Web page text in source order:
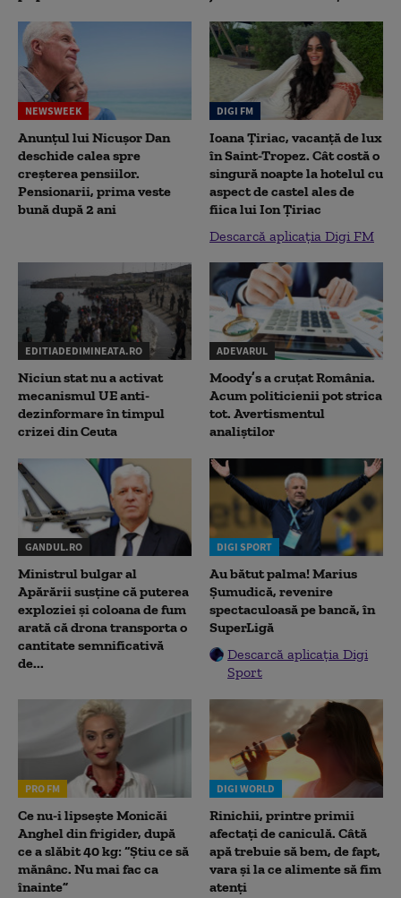
NEWSWEEK
Anunțul lui Nicușor Dan
deschide calea spre
creșterea pensiilor.
Pensionarii, prima veste
bună după 2 ani
DIGI FM
Ioana Țiriac, vacanță de lux
în Saint-Tropez. Cât costă o
singură noapte la hotelul cu
aspect de castel ales de
fiica lui Ion Țiriac
Descarcă aplicația Digi FM
EDITIADEDIMINEATA.RO
Niciun stat nu a activat
mecanismul UE anti-
dezinformare în timpul
crizei din Ceuta
ADEVARUL
Moody’s a cruțat România.
Acum politicienii pot strica
tot. Avertismentul
analiștilor
GANDUL.RO
Ministrul bulgar al
Apărării susține că puterea
exploziei și coloana de fum
arată că drona transporta o
cantitate semnificativă
de...
DIGI SPORT
Au bătut palma! Marius
Șumudică, revenire
spectaculoasă pe bancă, în
SuperLigă
Descarcă aplicația Digi
Sport
PRO FM
Ce nu-i lipsește Monicăi
Anghel din frigider, după
ce a slăbit 40 kg: “Știu ce să
mănânc. Nu mai fac ca
înainte”
DIGI WORLD
Rinichii, printre primii
afectați de caniculă. Câtă
apă trebuie să bem, de fapt,
vara și la ce alimente să fim
atenți